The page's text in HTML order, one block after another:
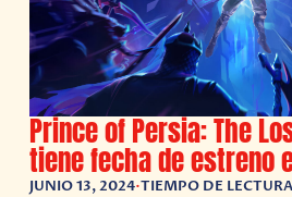
Prince of Persia: The
tiene fecha de estreno
JUNIO 13, 2024•TIEMPO DE